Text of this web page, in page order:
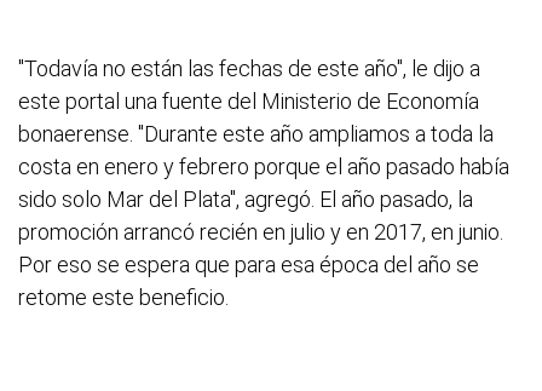
"Todavía no están las fechas de este año", le dijo a
este portal una fuente del Ministerio de Economía
bonaerense. "Durante este año ampliamos a toda la
costa en enero y febrero porque el año pasado había
sido solo Mar del Plata", agregó. El año pasado, la
promoción arrancó recién en julio y en 2017, en junio.
Por eso se espera que para esa época del año se
retome este beneficio.